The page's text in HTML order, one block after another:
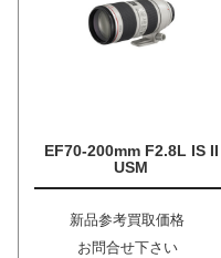
EF70-200mm F2.8L IS II
USM
新品参考買取価格
お問合せ下さい